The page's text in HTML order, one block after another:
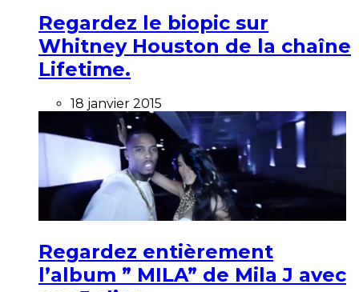
Regardez le biopic sur
Whitney Houston de la chaîne
Lifetime.
18 janvier 2015
Regardez entièrement
l’album ” MILA” de Mila J avec